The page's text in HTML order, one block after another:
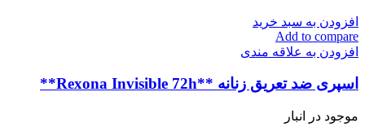
افزودن به سبد خرید
Add to compare
افزودن به علاقه مندی
اسپری ضد تعریق زنانه **Rexona Invisible 72h**
موجود در انبار